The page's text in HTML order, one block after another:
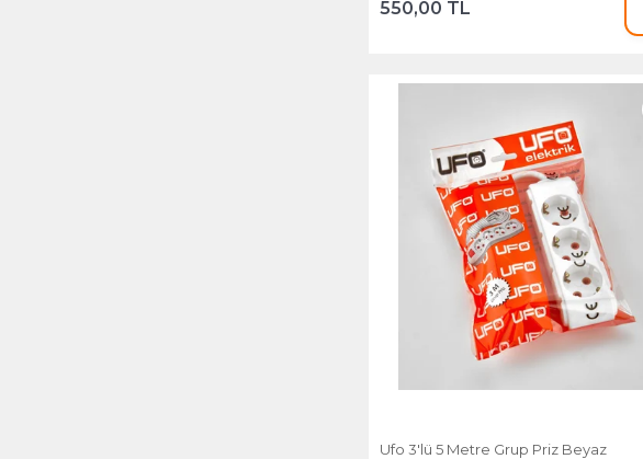
550,00 TL
Ufo 3'lü 5 Metre Grup Priz Beyaz